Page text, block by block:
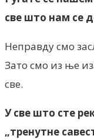
све што нам се
Неправду смо
Зато смо из ње
све.
У све што сте
„тренутне